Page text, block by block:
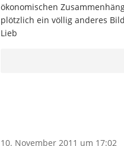
ökonomischen
plötzlich ein völlig anderes
Lieb
10. November 2011 um 17:02